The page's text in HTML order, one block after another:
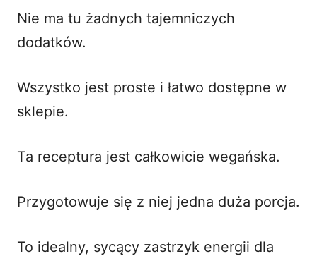
Nie ma tu żadnych tajemniczych
dodatków.
Wszystko jest proste i łatwo dostępne w
sklepie.
Ta receptura jest całkowicie wegańska.
Przygotowuje się z niej jedna duża porcja.
To idealny, sycący zastrzyk energii dla